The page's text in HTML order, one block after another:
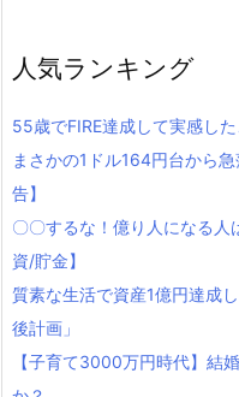
人気ランキング
55歳でFIRE達成して実感し
まさかの1ドル164円台から
告】
〇〇するな！億り人になる
資/貯金】
質素な生活で資産1億円達成
後計画」
【子育て3000万円時代】結